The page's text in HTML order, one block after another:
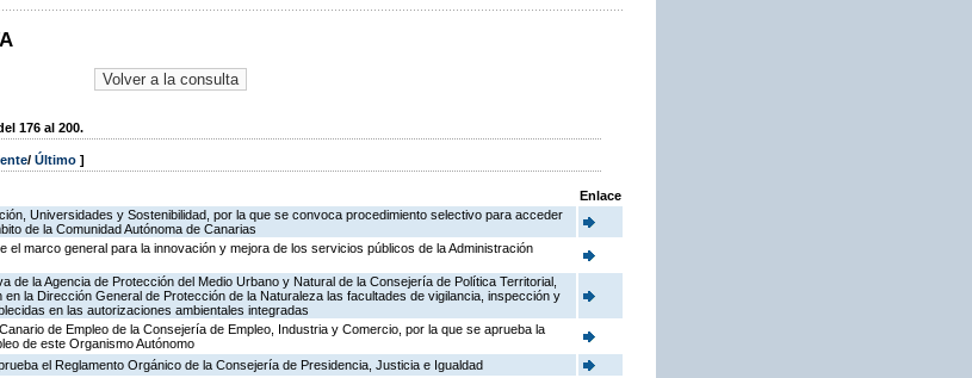
176 al 200.
/ Último ]
Enlace
Universidades y Sostenibilidad, por la que se convoca procedimiento selectivo para acceder
de la Comunidad Autónoma de Canarias
el marco general para la innovación y mejora de los servicios públicos de la Administración
de la Agencia de Protección del Medio Urbano y Natural de la Consejería de Política Territorial,
la Dirección General de Protección de la Naturaleza las facultades de vigilancia, inspección y
en las autorizaciones ambientales integradas
de Empleo de la Consejería de Empleo, Industria y Comercio, por la que se aprueba la
de este Organismo Autónomo
el Reglamento Orgánico de la Consejería de Presidencia, Justicia e Igualdad